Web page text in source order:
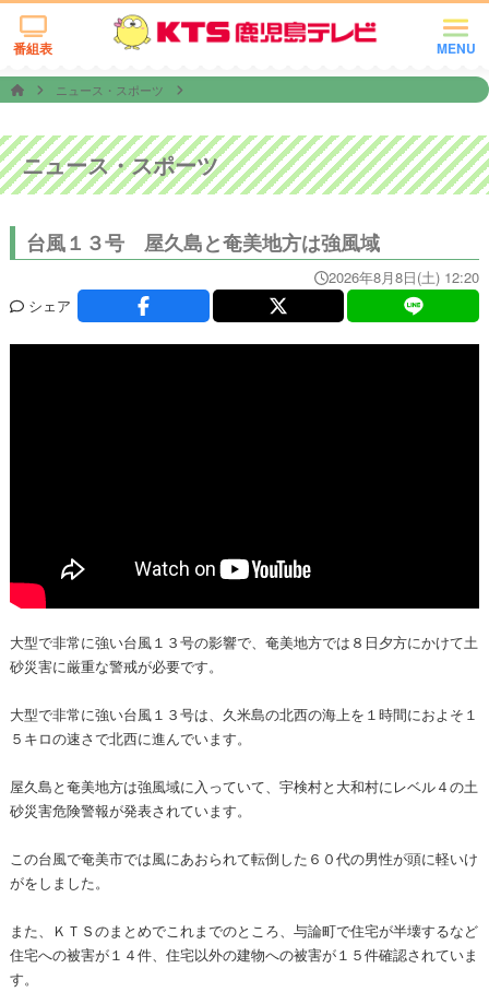
MENU
番組表
ニュース・スポーツ
ニュース・スポーツ
台風１３号 屋久島と奄美地方は強風域
2026年8月8日(土) 12:20
シェア
大型で非常に強い台風１３号の影響で、奄美地方では８日夕方にかけて土
砂災害に厳重な警戒が必要です。
大型で非常に強い台風１３号は、久米島の北西の海上を１時間におよそ１
５キロの速さで北西に進んでいます。
屋久島と奄美地方は強風域に入っていて、宇検村と大和村にレベル４の土
砂災害危険警報が発表されています。
この台風で奄美市では風にあおられて転倒した６０代の男性が頭に軽いけ
がをしました。
また、ＫＴＳのまとめでこれまでのところ、与論町で住宅が半壊するなど
住宅への被害が１４件、住宅以外の建物への被害が１５件確認されていま
す。